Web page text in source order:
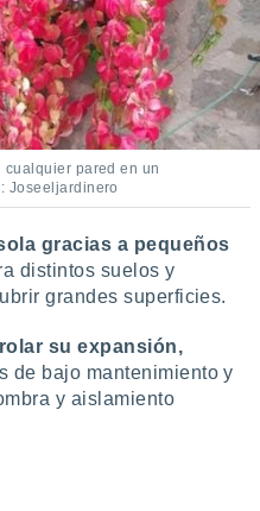
cualquier pared en un
Joseeljardinero
gracias a pequeños
distintos suelos y
grandes superficies.
su expansión,
de bajo mantenimiento y
y aislamiento